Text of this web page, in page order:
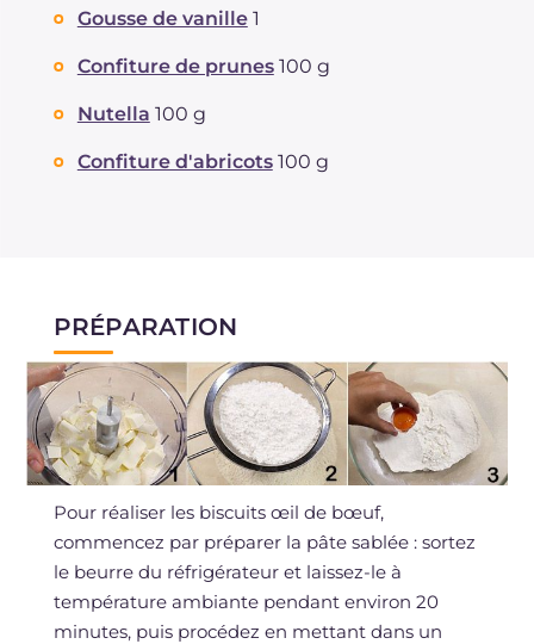
Gousse de vanille 1
Confiture de prunes 100 g
Nutella 100 g
Confiture d'abricots 100 g
PRÉPARATION
Pour réaliser les biscuits œil de bœuf,
commencez par préparer la pâte sablée : sortez
le beurre du réfrigérateur et laissez-le à
température ambiante pendant environ 20
minutes, puis procédez en mettant dans un